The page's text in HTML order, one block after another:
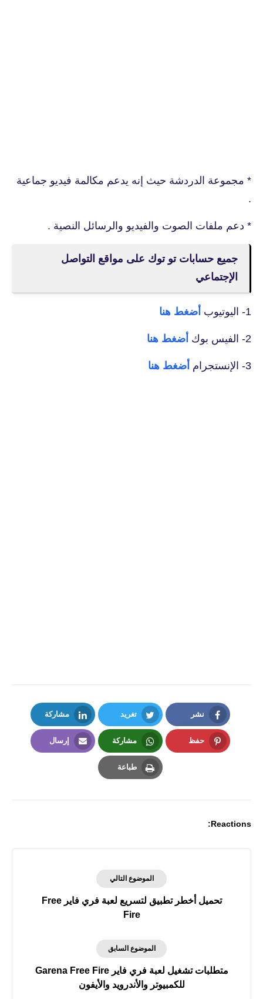
* مجموعة الدردشة حيث إنه يدعم مكالمة فيديو جماعية
.
* دعم ملفات الصوت والفيديو والرسائل النصية .
جميع حسابات تو توك على مواقع التواصل
الإجتماعي
1- اليوتيوب أضغط هنا
2- الفيس بوك أضغط هنا
3- الإنستجرام أضغط هنا
نشر
Facebook
تغريد
Twitter
مشاركة
LinkedIn
حفظ مشاركة
Whatsapp
إرسال
طباعة
Reactions:
الموضوع التالي
تحميل أخطر تطبيق لتسريع لعبة فري فاير Free
Fire
الموضوع السابق
متطلبات تشغيل لعبة فري فاير Garena Free Fire
للكمبيوتر والأندرويد والأيفون